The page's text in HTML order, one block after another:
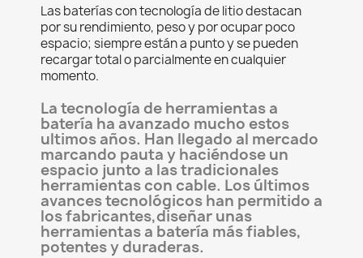
Las baterías con tecnología de litio destacan
por su rendimiento, peso y por ocupar poco
espacio; siempre están a punto y se pueden
recargar total o parcialmente en cualquier
momento.
La tecnología de herramientas a
batería ha avanzado mucho estos
ultimos años. Han llegado al mercado
marcando pauta y haciéndose un
espacio junto a las tradicionales
herramientas con cable. Los últimos
avances tecnológicos han permitido a
los fabricantes,diseñar unas
herramientas a batería más fiables,
potentes y duraderas.